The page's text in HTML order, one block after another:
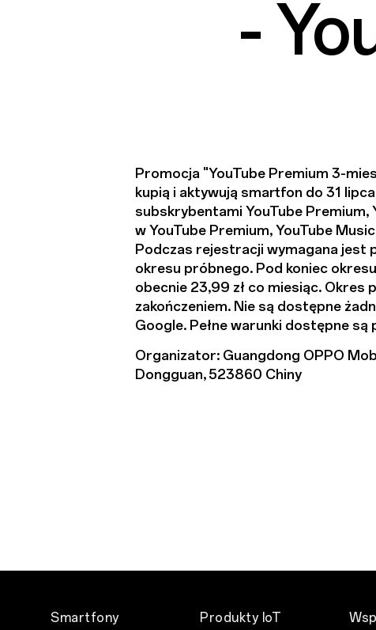
-
Promocja "YouTube Premium 3-
kupią i aktywują smartfon do 31
subskrybentami YouTube Premium,
w YouTube Premium, YouTube
Podczas rejestracji wymagana jest
okresu próbnego. Pod koniec
obecnie 23,99 zł co miesiąc. Okres
zakończeniem. Nie są dostępne
Google. Pełne warunki dostępne są
Organizator: Guangdong OPPO
Dongguan, 523860 Chiny
Smartfony Produkty IoT